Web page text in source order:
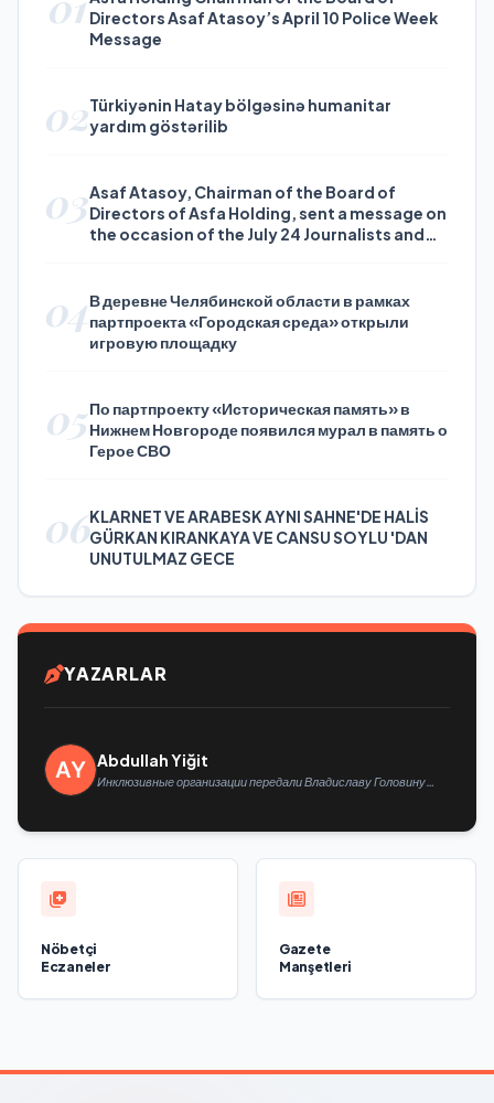
Directors Asaf Atasoy’s April 10 Police Week
Message
02Türkiyənin Hatay bölgəsinə humanitar
yardım göstərilib
03Asaf Atasoy, Chairman of the Board of
Directors of Asfa Holding, sent a message on
the occasion of the July 24 Journalists and
04В деревне Челябинской области в рамках
партпроекта «Городская среда» открыли
игровую площадку
05По партпроекту «Историческая память» в
Нижнем Новгороде появился мурал в память о
Герое СВО
06KLARNET VE ARABESK AYNI SAHNE'DE HALİS
GÜRKAN KIRANKAYA VE CANSU SOYLU 'DAN
UNUTULMAZ GECE
YAZARLAR
Abdullah Yiğit
Инклюзивные организации передали Владиславу Головину
Nöbetçi
Eczaneler
Gazete
Manşetleri